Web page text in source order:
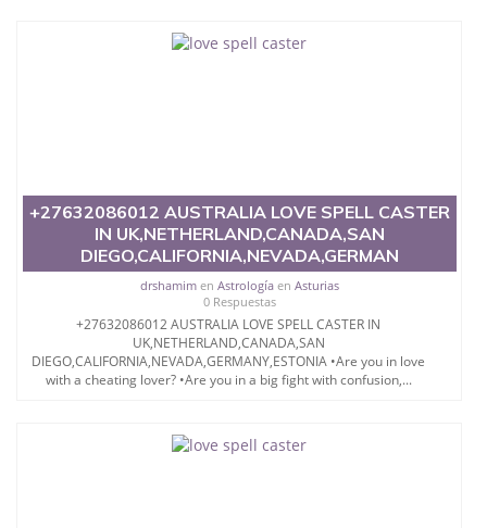
国外文凭可找工作QQ微信551190476国外大学有毕业
证QQ微信551190476办理国外毕业证价格QQ微信
551190476 圣何塞州立大学（San Jose State
University, 又译为“圣荷西州立大学”）成立于1857
年，简称SJSU，是加州历史悠久的大学之一，也是美
西地区的公立大学之一。位于圣何塞市San Jose中
心，占地154公顷。它是一所位于加利福尼亚州的著
名综合性公立大学，它以极高的就业率，全美名列前
茅的毕业薪资，浓厚的多元化学术氛围，杰出的本科
教育质量，被《福克斯》杂志评选为全美50强公立综
合性大学，每年有来自世界各地的成百上千的海外学
生前往求学。 至今，这是一所在世界上享有学术地
计系更是在当今美国大学教学排名中表现优异。其毕
+27632086012 AUSTRALIA LOVE SPELL CASTER
IN UK,NETHERLAND,CANADA,SAN
DIEGO,CALIFORNIA,NEVADA,GERMAN
drshamimen Astrologíaen Asturias
0 Respuestas
+27632086012 AUSTRALIA LOVE SPELL CASTER IN
UK,NETHERLAND,CANADA,SAN
DIEGO,CALIFORNIA,NEVADA,GERMANY,ESTONIA •Are you in love
with a cheating lover? •Are you in a big fight with confusion,...